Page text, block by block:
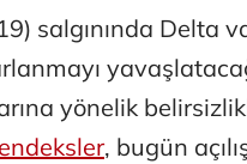
salgınında Delta
yönelik
endeksler, bugün